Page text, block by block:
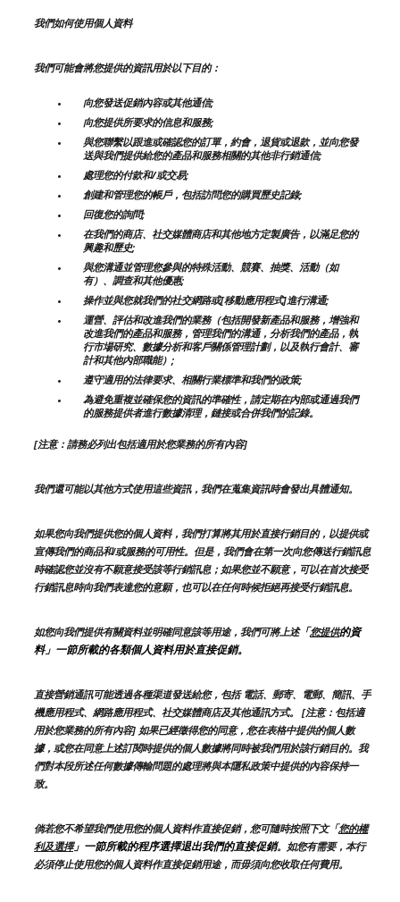
我們如何使用個人資料
我們可能會將您提供的資訊用於以下目的：
向您發送促銷內容或其他通信;
向您提供所要求的信息和服務;
與您聯繫以跟進或確認您的訂單，約會，退貨或退款，並向您發
送與我們提供給您的產品和服務相關的其他非行銷通信;
處理您的付款和/或交易;
創建和管理您的帳戶，包括訪問您的購買歷史記錄;
回復您的詢問;
在我們的商店、社交媒體商店和其他地方定製廣告，以滿足您的
興趣和歷史;
與您溝通並管理您參與的特殊活動、競賽、抽獎、活動（如
有）、調查和其他優惠;
操作並與您就我們的社交網路或[移動應用程式]進行溝通;
運營、評估和改進我們的業務（包括開發新產品和服務，增強和
改進我們的產品和服務，管理我們的溝通，分析我們的產品，執
行市場研究、數據分析和客戶關係管理計劃，以及執行會計、審
計和其他內部職能）;
遵守適用的法律要求、相關行業標準和我們的政策;
為避免重複並確保您的資訊的準確性，請定期在內部或通過我們
的服務提供者進行數據清理，鏈接或合併我們的記錄。
[注意：請務必列出包括適用於您業務的所有內容]
我們還可能以其他方式使用這些資訊，我們在蒐集資訊時會發出具體通知。
如果您向我們提供您的個人資料，我們打算將其用於直接行銷目的，以提供或
宣傳我們的商品和/或服務的可用性。但是，我們會在第一次向您傳送行銷訊息
時確認您並沒有不願意接受該等行銷訊息；如果您並不願意，可以在首次接受
行銷訊息時向我們表達您的意願，也可以在任何時候拒絕再接受行銷訊息。
如您向我們提供有關資料並明確同意該等用途，我們可將上述「您提供的資
料」一節所載的各類個人資料用於直接促銷。
直接營銷通訊可能透過各種渠道發送給您，包括 電話、郵寄、電郵、簡訊、手
機應用程式、網路應用程式、社交媒體商店及其他通訊方式。 [注意：包括適
用於您業務的所有內容] 如果已經徵得您的同意，您在表格中提供的個人數
據，或您在同意上述訂閱時提供的個人數據將同時被我們用於該行銷目的。我
們對本段所述任何數據傳輸問題的處理將與本隱私政策中提供的內容保持一
致。
倘若您不希望我們使用您的個人資料作直接促銷，您可隨時按照下文「您的權
利及選擇」一節所載的程序選擇退出我們的直接促銷。如您有需要，本行
必須停止使用您的個人資料作直接促銷用途，而毋須向您收取任何費用。